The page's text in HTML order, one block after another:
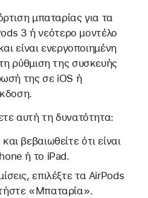
μπαταρίας για τα
3 ή νεότερο μοντέλο
είναι ενεργοποιημένη
ρύθμιση της συσκευής
της σε iOS ή
αυτή τη δυνατότητα:
βεβαιωθείτε ότι είναι
ή το iPad.
επιλέξτε τα AirPods
«Μπαταρία».